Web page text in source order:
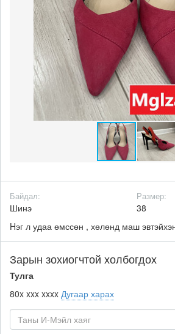
Байдал:
Шинэ
Размер:
38
Hэг л удаа өмссөн , хөлөнд маш
Зарын зохиогчтой холбогдох
Тулга
80x xxx xxxx Дугаар харах